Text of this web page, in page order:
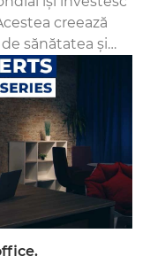
creează
sănătatea și
lider în crearea